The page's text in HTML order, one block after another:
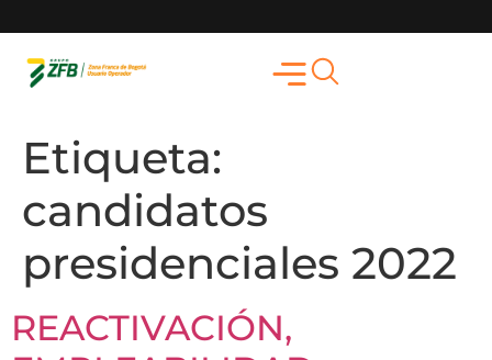
Etiqueta:
candidatos
presidenciales 2022
REACTIVACIÓN,